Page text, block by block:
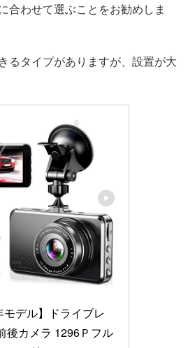
合わせて選ぶことをお勧めしま
るタイプがありますが、設置が大
モデル】ドライブレ
後カメラ 1296Ｐフル